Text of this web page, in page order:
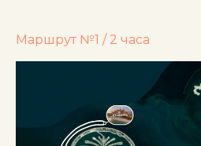
Маршрут №1 / 2 часа